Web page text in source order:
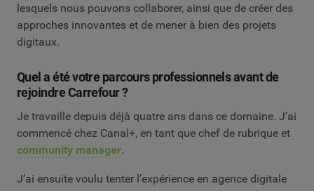
lesquels nous pouvons collaborer, ainsi que de créer des
approches innovantes et de mener à bien des projets
digitaux.
Quel a été votre parcours professionnels avant de
rejoindre Carrefour ?
Je travaille depuis déjà quatre ans dans ce domaine. J’ai
commencé chez Canal+, en tant que chef de rubrique et
community manager.
J’ai ensuite voulu tenter l’expérience en agence digitale